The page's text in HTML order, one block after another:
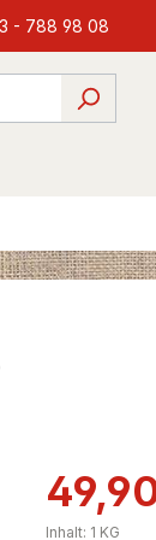
- 788 98 08
Inhalt: 1 KG